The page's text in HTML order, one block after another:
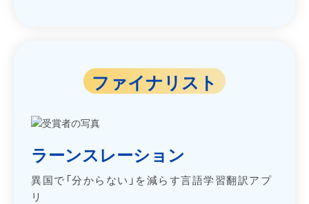
ファイナリスト
ラーンスレーション
異国で「分からない」を減らす言語学習翻訳アプ
リ